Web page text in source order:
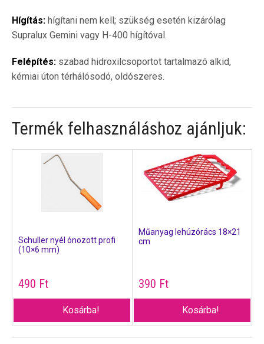
Hígítás: hígítani nem kell; szükség esetén kizárólag
Supralux Gemini vagy H-400 hígítóval.
Felépítés: szabad hidroxilcsoportot tartalmazó alkid,
kémiai úton térhálósodó, oldószeres.
Termék felhasználáshoz ajánljuk:
Schuller nyél ónozott profi
(10×6 mm)
490 Ft
Kosárba!
Műanyag lehúzórács 18×21
cm
390 Ft
Kosárba!